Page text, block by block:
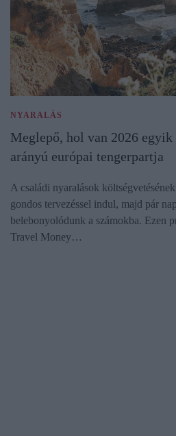
NYARALÁS
Meglepő, hol van 2026
arányú európai tengerpartja
A családi nyaralások
gondos tervezéssel indul, majd pár
belebonyolódunk a számokba. Ezen
Travel Money…